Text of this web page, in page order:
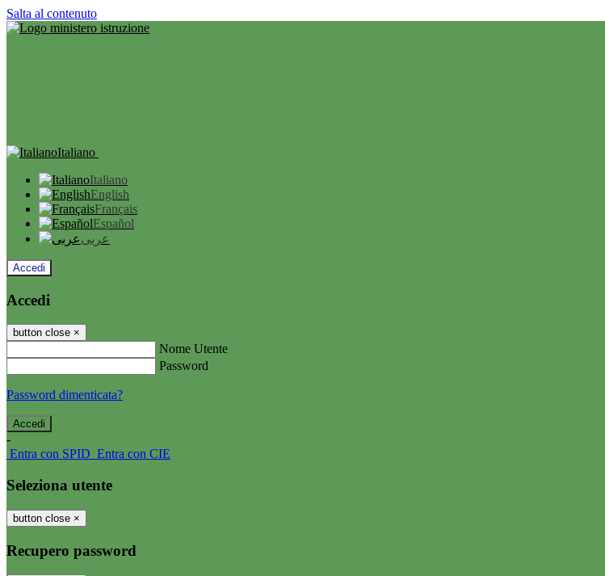
Salta al contenuto
Italiano
Italiano
English
Français
Español
عربى
Accedi
Accedi
button close ×
Nome Utente
Password
Password dimenticata?
-
Entra con SPID Entra con CIE
Seleziona utente
button close ×
Recupero password